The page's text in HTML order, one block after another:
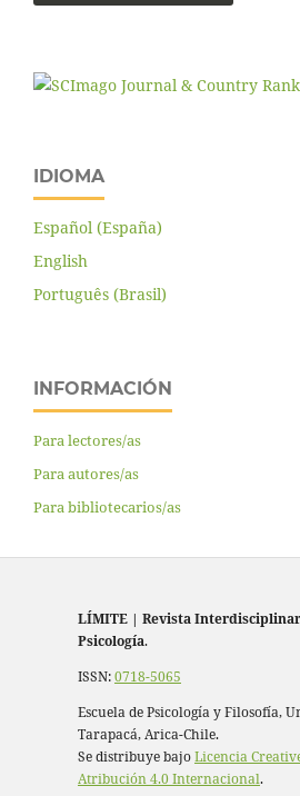
IDIOMA
Español (España)
English
Português (Brasil)
INFORMACIÓN
Para lectores/as
Para autores/as
Para bibliotecarios/as
LÍMITE | Revista
Psicología.
ISSN:0718-5065
Escuela de Psicología y Filosofía,
Tarapacá, Arica-Chile.
Se distribuye bajoLicencia
Atribución 4.0 Internacional.